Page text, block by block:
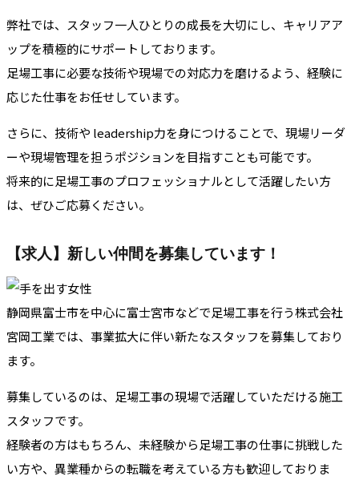
弊社では、スタッフ一人ひとりの成長を大切にし、キャリアア
ップを積極的にサポートしております。
足場工事に必要な技術や現場での対応力を磨けるよう、経験に
応じた仕事をお任せしています。
さらに、技術や leadership力を身につけることで、現場リーダ
ーや現場管理を担うポジションを目指すことも可能です。
将来的に足場工事のプロフェッショナルとして活躍したい方
は、ぜひご応募ください。
【求人】新しい仲間を募集しています！
静岡県富士市を中心に富士宮市などで足場工事を行う株式会社
宮岡工業では、事業拡大に伴い新たなスタッフを募集しており
ます。
募集しているのは、足場工事の現場で活躍していただける施工
スタッフです。
経験者の方はもちろん、未経験から足場工事の仕事に挑戦した
い方や、異業種からの転職を考えている方も歓迎しておりま